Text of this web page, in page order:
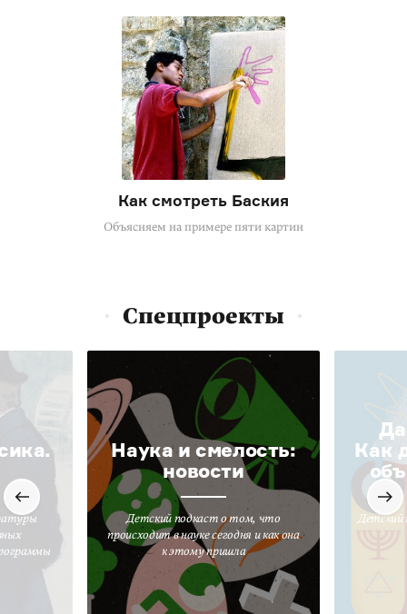
Как смотреть Баския
Объясняем на примере пяти картин
Спецпроекты
Наука и смелость:
новости
Детский подкаст о том, что
происходит в науке сегодня и как она
к этому пришла
Да
Как
Детский